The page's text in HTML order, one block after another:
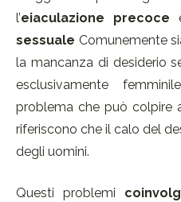
l’eiaculazione precoce
sessuale Comunemente
la mancanza di desiderio
esclusivamente
problema che può colpire
riferiscono che il calo del
degli uomini.
Questi problemi